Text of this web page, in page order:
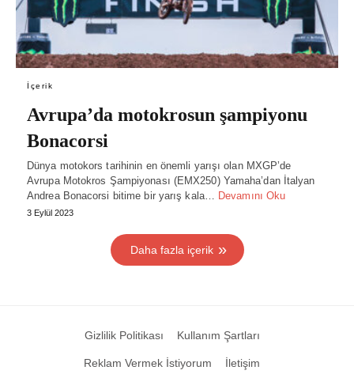
İçerik
Avrupa’da motokrosun şampiyonu
Bonacorsi
Dünya motokors tarihinin en önemli yarışı olan MXGP’de
Avrupa Motokros Şampiyonası (EMX250) Yamaha’dan İtalyan
Andrea Bonacorsi bitime bir yarış kala…
Devamını Oku
3 Eylül 2023
Daha fazla içerik
Gizlilik Politikası Kullanım Şartları
Reklam Vermek İstiyorum İletişim